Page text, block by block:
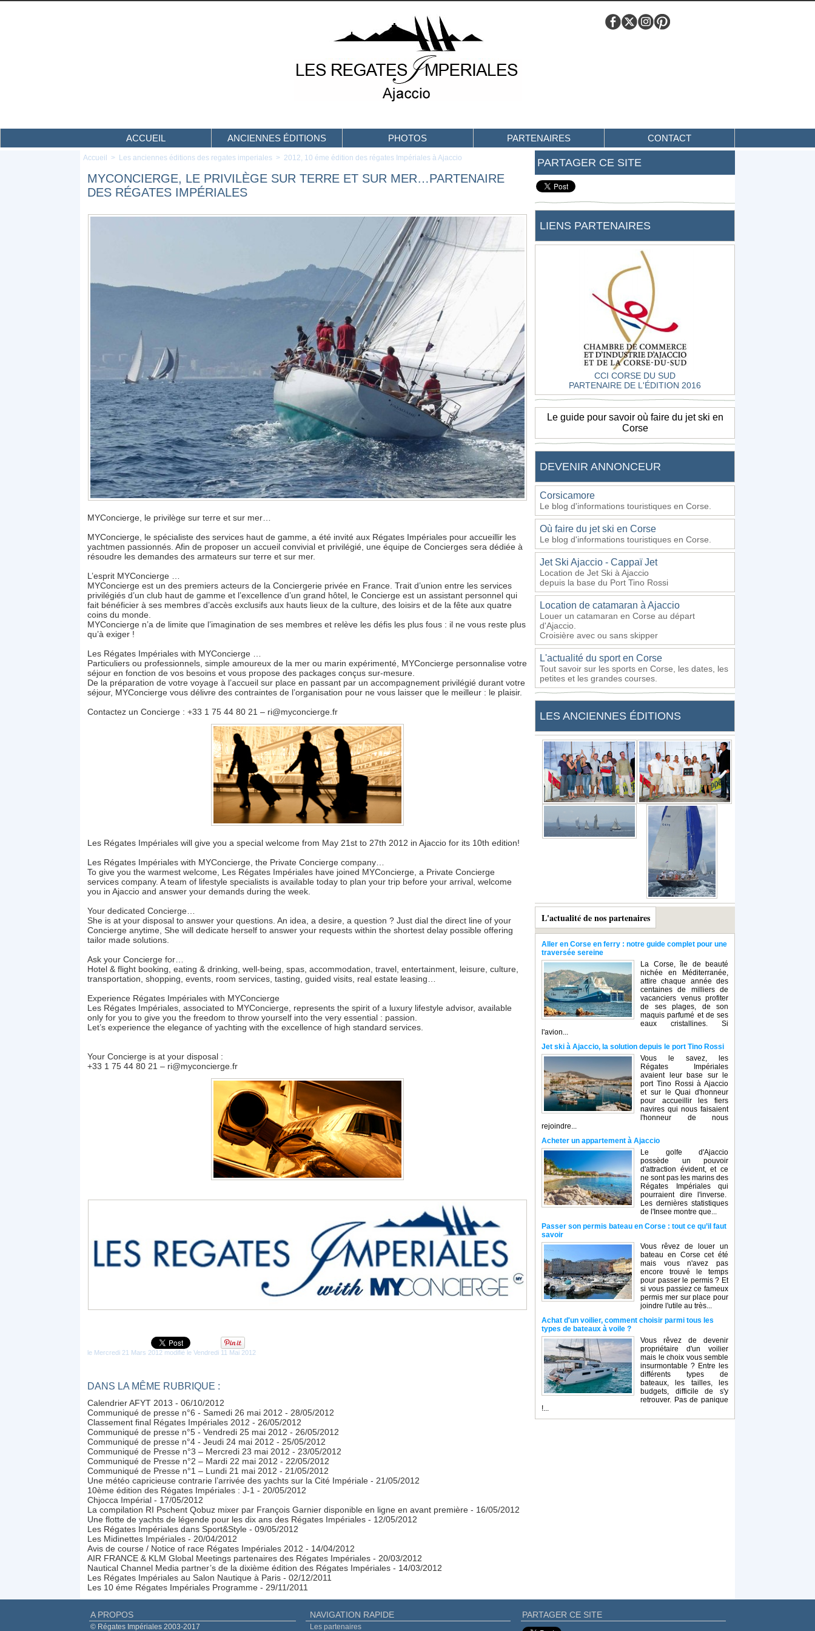
ACCUEIL ANCIENNES ÉDITIONS PHOTOS PARTENAIRES CONTACT
Accueil > Les anciennes éditions des regates imperiales > 2012, 10 éme édition des régates Impériales à Ajaccio
MYCONCIERGE, LE PRIVILÈGE SUR TERRE ET SUR MER…PARTENAIRE
DES RÉGATES IMPÉRIALES
MYConcierge, le privilège sur terre et sur mer…
MYConcierge, le spécialiste des services haut de gamme, a été invité aux Régates Impériales pour accueillir les
yachtmen passionnés. Afin de proposer un accueil convivial et privilégié, une équipe de Concierges sera dédiée à
résoudre les demandes des armateurs sur terre et sur mer.
L’esprit MYConcierge …
MYConcierge est un des premiers acteurs de la Conciergerie privée en France. Trait d’union entre les services
privilégiés d’un club haut de gamme et l’excellence d’un grand hôtel, le Concierge est un assistant personnel qui
fait bénéficier à ses membres d’accès exclusifs aux hauts lieux de la culture, des loisirs et de la fête aux quatre
coins du monde.
MYConcierge n’a de limite que l’imagination de ses membres et relève les défis les plus fous : il ne vous reste plus
qu’à exiger !
Les Régates Impériales with MYConcierge …
Particuliers ou professionnels, simple amoureux de la mer ou marin expérimenté, MYConcierge personnalise votre
séjour en fonction de vos besoins et vous propose des packages conçus sur-mesure.
De la préparation de votre voyage à l’accueil sur place en passant par un accompagnement privilégié durant votre
séjour, MYConcierge vous délivre des contraintes de l’organisation pour ne vous laisser que le meilleur : le plaisir.
Contactez un Concierge : +33 1 75 44 80 21 – ri@myconcierge.fr
Les Régates Impériales will give you a special welcome from May 21st to 27th 2012 in Ajaccio for its 10th edition!
Les Régates Impériales with MYConcierge, the Private Concierge company…
To give you the warmest welcome, Les Régates Impériales have joined MYConcierge, a Private Concierge
services company. A team of lifestyle specialists is available today to plan your trip before your arrival, welcome
you in Ajaccio and answer your demands during the week.
Your dedicated Concierge…
She is at your disposal to answer your questions. An idea, a desire, a question ? Just dial the direct line of your
Concierge anytime, She will dedicate herself to answer your requests within the shortest delay possible offering
tailor made solutions.
Ask your Concierge for…
Hotel & flight booking, eating & drinking, well-being, spas, accommodation, travel, entertainment, leisure, culture,
transportation, shopping, events, room services, tasting, guided visits, real estate leasing…
Experience Régates Impériales with MYConcierge
Les Régates Impériales, associated to MYConcierge, represents the spirit of a luxury lifestyle advisor, available
only for you to give you the freedom to throw yourself into the very essential : passion.
Let’s experience the elegance of yachting with the excellence of high standard services.
Your Concierge is at your disposal :
+33 1 75 44 80 21 – ri@myconcierge.fr
le Mercredi 21 Mars 2012 modifié le Vendredi 11 Mai 2012
DANS LA MÊME RUBRIQUE :
Calendrier AFYT 2013 - 06/10/2012
Communiqué de presse n°6 - Samedi 26 mai 2012 - 28/05/2012
Classement final Régates Impériales 2012 - 26/05/2012
Communiqué de presse n°5 - Vendredi 25 mai 2012 - 26/05/2012
Communiqué de presse n°4 - Jeudi 24 mai 2012 - 25/05/2012
Communiqué de Presse n°3 – Mercredi 23 mai 2012 - 23/05/2012
Communiqué de Presse n°2 – Mardi 22 mai 2012 - 22/05/2012
Communiqué de Presse n°1 – Lundi 21 mai 2012 - 21/05/2012
Une météo capricieuse contrarie l’arrivée des yachts sur la Cité Impériale - 21/05/2012
10ème édition des Régates Impériales : J-1 - 20/05/2012
Chjocca Impérial - 17/05/2012
La compilation RI Pschent Qobuz mixer par François Garnier disponible en ligne en avant première - 16/05/2012
Une flotte de yachts de légende pour les dix ans des Régates Impériales - 12/05/2012
Les Régates Impériales dans Sport&Style - 09/05/2012
Les Midinettes Impériales - 20/04/2012
Avis de course / Notice of race Régates Impériales 2012 - 14/04/2012
AIR FRANCE & KLM Global Meetings partenaires des Régates Impériales - 20/03/2012
Nautical Channel Media partner’s de la dixième édition des Régates Impériales - 14/03/2012
Les Régates Impériales au Salon Nautique à Paris - 02/12/2011
Les 10 éme Régates Impériales Programme - 29/11/2011
PARTAGER CE SITE
LIENS PARTENAIRES
CCI CORSE DU SUD
PARTENAIRE DE L'ÉDITION 2016
Le guide pour savoir où faire du jet ski en
Corse
DEVENIR ANNONCEUR
Corsicamore
Le blog d'informations touristiques en Corse.
Où faire du jet ski en Corse
Le blog d'informations touristiques en Corse.
Jet Ski Ajaccio - Cappaï Jet
Location de Jet Ski à Ajaccio
depuis la base du Port Tino Rossi
Location de catamaran à Ajaccio
Louer un catamaran en Corse au départ
d'Ajaccio.
Croisière avec ou sans skipper
L'actualité du sport en Corse
Tout savoir sur les sports en Corse, les dates, les
petites et les grandes courses.
LES ANCIENNES ÉDITIONS
L'actualité de nos partenaires
Aller en Corse en ferry : notre guide complet pour une
traversée sereine
La Corse, île de beauté
nichée en Méditerranée,
attire chaque année des
centaines de milliers de
vacanciers venus profiter
de ses plages, de son
maquis parfumé et de ses
eaux cristallines. Si
l'avion...
Jet ski à Ajaccio, la solution depuis le port Tino Rossi
Vous le savez, les
Régates Impériales
avaient leur base sur le
port Tino Rossi à Ajaccio
et sur le Quai d'honneur
pour accueillir les fiers
navires qui nous faisaient
l'honneur de nous
rejoindre...
Acheter un appartement à Ajaccio
Le golfe d'Ajaccio
possède un pouvoir
d'attraction évident, et ce
ne sont pas les marins des
Régates Impériales qui
pourraient dire l'inverse.
Les dernières statistiques
de l'Insee montre que...
Passer son permis bateau en Corse : tout ce qu’il faut
savoir
Vous rêvez de louer un
bateau en Corse cet été
mais vous n'avez pas
encore trouvé le temps
pour passer le permis ? Et
si vous passiez ce fameux
permis mer sur place pour
joindre l'utile au très...
Achat d'un voilier, comment choisir parmi tous les
types de bateaux à voile ?
Vous rêvez de devenir
propriétaire d'un voilier
mais le choix vous semble
insurmontable ? Entre les
différents types de
bateaux, les tailles, les
budgets, difficile de s'y
retrouver. Pas de panique
!...
A PROPOS
© Régates Impériales 2003-2017
NAVIGATION RAPIDE
Les partenaires
PARTAGER CE SITE